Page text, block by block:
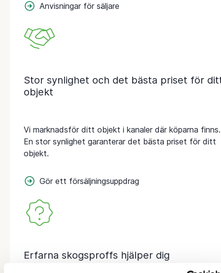
Anvisningar för säljare
Stor synlighet och det bästa priset för
objekt
Vi marknadsför ditt objekt i kanaler där köparna finns.
En stor synlighet garanterar det bästa priset för ditt
objekt.
Gör ett försäljningsuppdrag
Erfarna skogsproffs hjälper dig